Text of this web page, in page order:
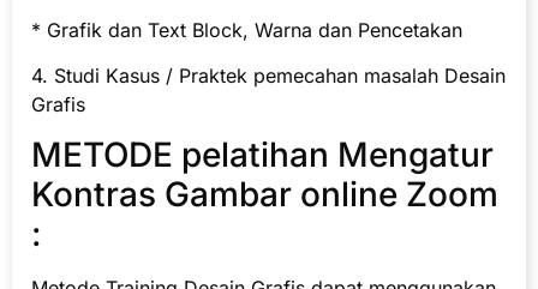
* Grafik dan Text Block, Warna dan Pencetakan
4. Studi Kasus / Praktek pemecahan masalah Desain
Grafis
METODE pelatihan Mengatur
Kontras Gambar online Zoom
: